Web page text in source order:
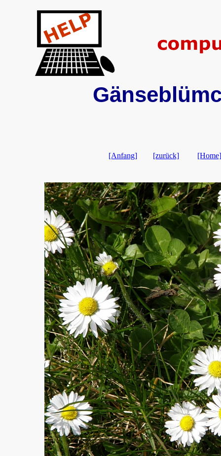
[Anfang] [zurück] [Home]